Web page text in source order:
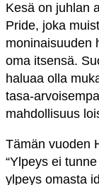
Kesä on juhlan
Pride, joka
moninaisuuden
oma itsensä.
haluaa olla
tasa-
mahdollisuus
Tämän vuoden
“Ylpeys ei
ylpeys omasta